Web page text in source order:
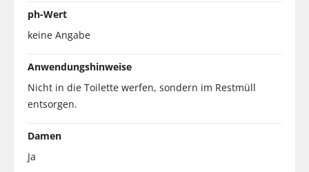
ph-Wert
keine Angabe
Anwendungshinweise
Nicht in die Toilette werfen, sondern im Restmüll
entsorgen.
Damen
Ja